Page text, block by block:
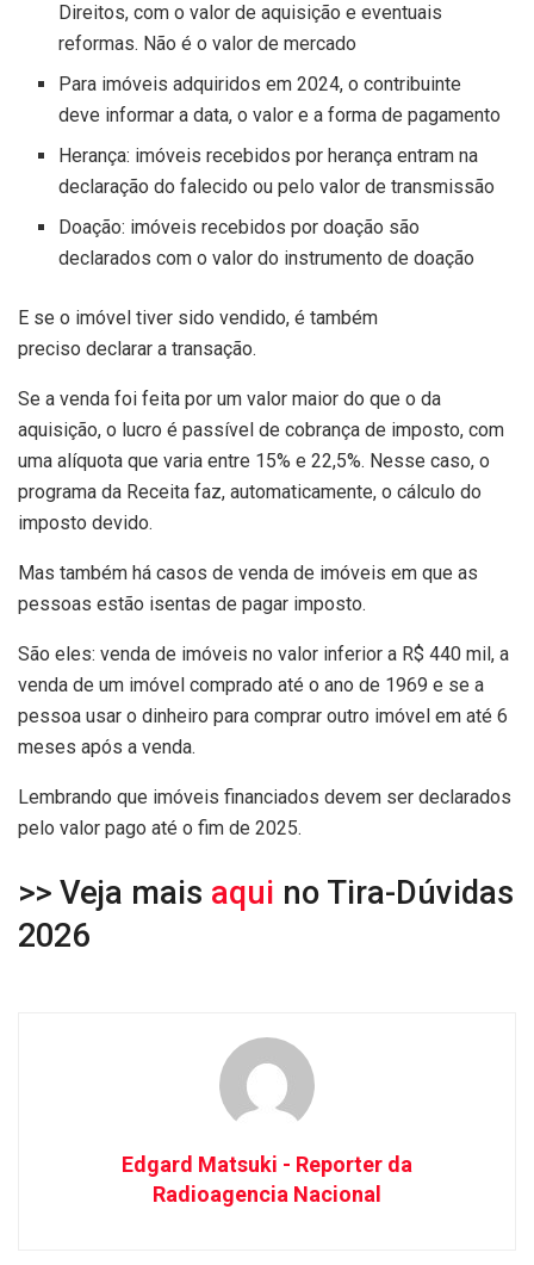
Direitos, com o valor de aquisição e eventuais
reformas. Não é o valor de mercado
Para imóveis adquiridos em 2024, o contribuinte
deve informar a data, o valor e a forma de pagamento
Herança: imóveis recebidos por herança entram na
declaração do falecido ou pelo valor de transmissão
Doação: imóveis recebidos por doação são
declarados com o valor do instrumento de doação
E se o imóvel tiver sido vendido, é também
preciso declarar a transação.
Se a venda foi feita por um valor maior do que o da
aquisição, o lucro é passível de cobrança de imposto, com
uma alíquota que varia entre 15% e 22,5%. Nesse caso, o
programa da Receita faz, automaticamente, o cálculo do
imposto devido.
Mas também há casos de venda de imóveis em que as
pessoas estão isentas de pagar imposto.
São eles: venda de imóveis no valor inferior a R$ 440 mil, a
venda de um imóvel comprado até o ano de 1969 e se a
pessoa usar o dinheiro para comprar outro imóvel em até 6
meses após a venda.
Lembrando que imóveis financiados devem ser declarados
pelo valor pago até o fim de 2025.
>> Veja mais aqui no Tira-Dúvidas
2026
Edgard Matsuki - Reporter da
Radioagencia Nacional